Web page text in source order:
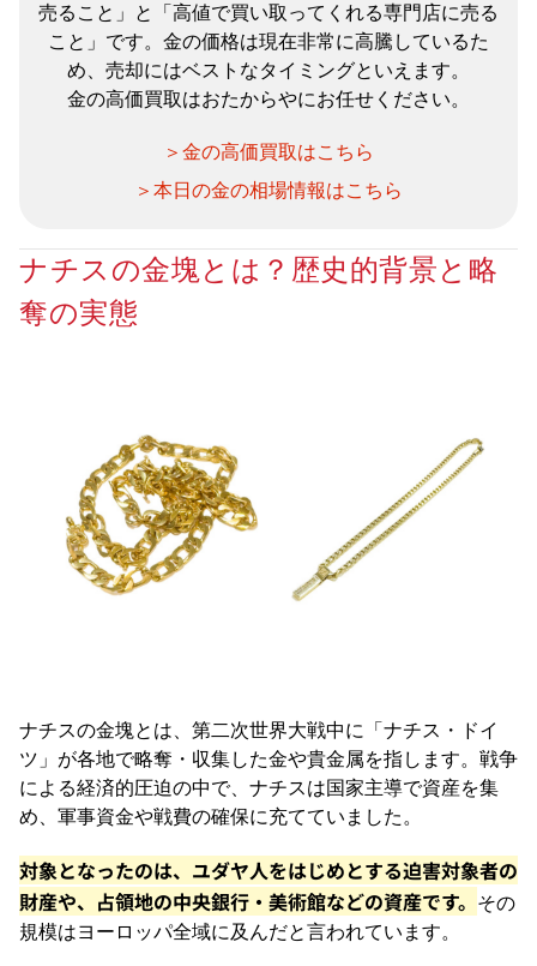
売ること」と「高値で買い取ってくれる専門店に売る
こと」です。金の価格は現在非常に高騰しているた
め、売却にはベストなタイミングといえます。
金の高価買取はおたからやにお任せください。
＞金の高価買取はこちら
＞本日の金の相場情報はこちら
ナチスの金塊とは？歴史的背景と略
奪の実態
ナチスの金塊とは、第二次世界大戦中に「ナチス・ドイ
ツ」が各地で略奪・収集した金や貴金属を指します。戦争
による経済的圧迫の中で、ナチスは国家主導で資産を集
め、軍事資金や戦費の確保に充てていました。
対象となったのは、ユダヤ人をはじめとする迫害対象者の
財産や、占領地の中央銀行・美術館などの資産です。 その
規模はヨーロッパ全域に及んだと言われています。